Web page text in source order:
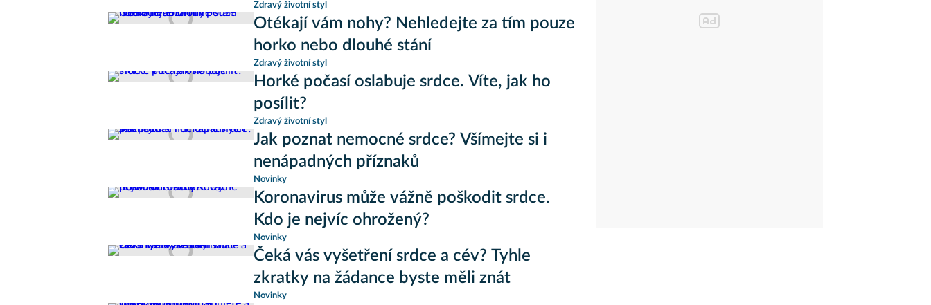
Zdravý životní styl
Otékají vám nohy? Nehledejte za tím pouze
horko nebo dlouhé stání
Zdravý životní styl
Horké počasí oslabuje srdce. Víte, jak ho
posílit?
Zdravý životní styl
Jak poznat nemocné srdce? Všímejte si i
nenápadných příznaků
Novinky
Koronavirus může vážně poškodit srdce.
Kdo je nejvíc ohrožený?
Novinky
Čeká vás vyšetření srdce a cév? Tyhle
zkratky na žádance byste měli znát
Novinky